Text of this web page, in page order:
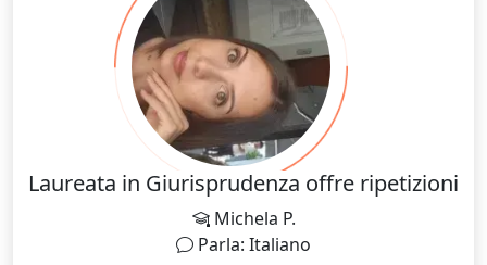
formazione. Mi occupo anche di sensibilizzazione su
temi come il cyberbullismo e la sicurezza digitale.
Offro percorsi formativi per docenti, professionisti e
studenti interessati a comprendere e utilizzare in
modo consapevole le nuove tecnologie, oltre a
fornire ripetizioni nelle materie umanistiche per
studenti liceali. Il mio approccio è personalizzato,
orientato allo sviluppo delle competenze digitali e del
pensiero critico.
Laureata in Giurisprudenza offre ripetizioni
Michela P.
Parla: Italiano